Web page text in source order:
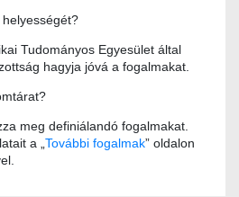
Tudományos Egyesület által
hagyja jóvá a fogalmakat.
meg definiálandó fogalmakat.
a „ További fogalmak” oldalon